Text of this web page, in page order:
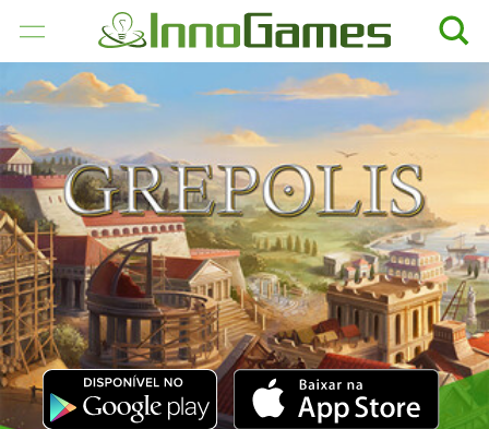
JOGOS
EMPRESA
CAREER
MÍDIA
SUPORTE
PORTUGUÊS
BRASILEIRO